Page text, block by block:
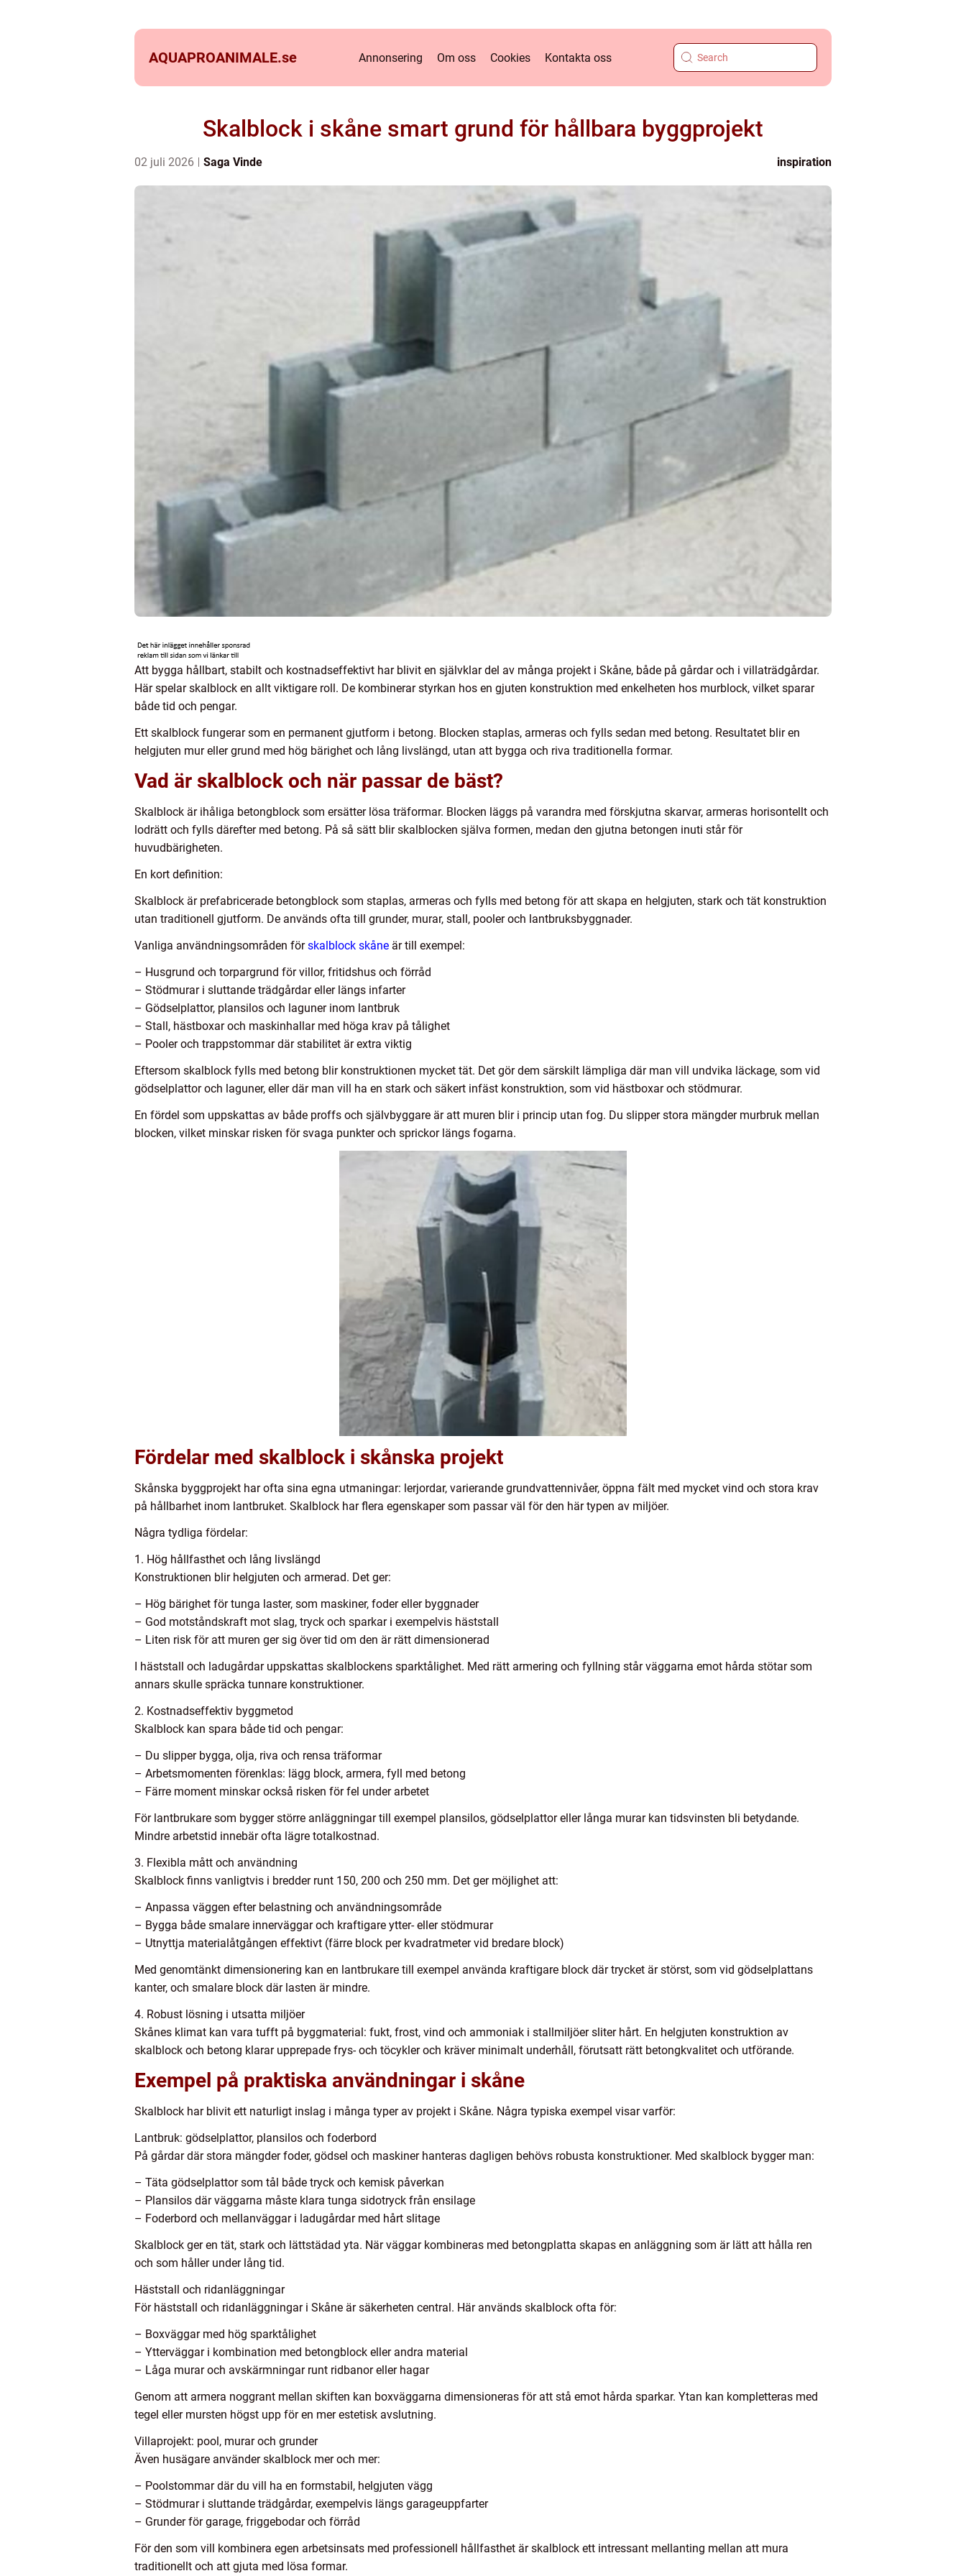
AQUAPROANIMALE.se Annonsering Om oss Cookies Kontakta oss
Skalblock i skåne smart grund för hållbara byggprojekt
02 juli 2026 Saga Vinde inspiration
Att bygga hållbart, stabilt och kostnadseffektivt har blivit en självklar del av många projekt i Skåne, både på gårdar och i villaträdgårdar.
Här spelar skalblock en allt viktigare roll. De kombinerar styrkan hos en gjuten konstruktion med enkelheten hos murblock, vilket sparar
både tid och pengar.
Ett skalblock fungerar som en permanent gjutform i betong. Blocken staplas, armeras och fylls sedan med betong. Resultatet blir en
helgjuten mur eller grund med hög bärighet och lång livslängd, utan att bygga och riva traditionella formar.
Vad är skalblock och när passar de bäst?
Skalblock är ihåliga betongblock som ersätter lösa träformar. Blocken läggs på varandra med förskjutna skarvar, armeras horisontellt och
lodrätt och fylls därefter med betong. På så sätt blir skalblocken själva formen, medan den gjutna betongen inuti står för
huvudbärigheten.
En kort definition:
Skalblock är prefabricerade betongblock som staplas, armeras och fylls med betong för att skapa en helgjuten, stark och tät konstruktion
utan traditionell gjutform. De används ofta till grunder, murar, stall, pooler och lantbruksbyggnader.
Vanliga användningsområden förskalblock skåne är till exempel:
– Husgrund och torpargrund för villor, fritidshus och förråd
– Stödmurar i sluttande trädgårdar eller längs infarter
– Gödselplattor, plansilos och laguner inom lantbruk
– Stall, hästboxar och maskinhallar med höga krav på tålighet
– Pooler och trappstommar där stabilitet är extra viktig
Eftersom skalblock fylls med betong blir konstruktionen mycket tät. Det gör dem särskilt lämpliga där man vill undvika läckage, som vid
gödselplattor och laguner, eller där man vill ha en stark och säkert infäst konstruktion, som vid hästboxar och stödmurar.
En fördel som uppskattas av både proffs och självbyggare är att muren blir i princip utan fog. Du slipper stora mängder murbruk mellan
blocken, vilket minskar risken för svaga punkter och sprickor längs fogarna.
Fördelar med skalblock i skånska projekt
Skånska byggprojekt har ofta sina egna utmaningar: lerjordar, varierande grundvattennivåer, öppna fält med mycket vind och stora krav
på hållbarhet inom lantbruket. Skalblock har flera egenskaper som passar väl för den här typen av miljöer.
Några tydliga fördelar:
1. Hög hållfasthet och lång livslängd
Konstruktionen blir helgjuten och armerad. Det ger:
– Hög bärighet för tunga laster, som maskiner, foder eller byggnader
– God motståndskraft mot slag, tryck och sparkar i exempelvis häststall
– Liten risk för att muren ger sig över tid om den är rätt dimensionerad
I häststall och ladugårdar uppskattas skalblockens sparktålighet. Med rätt armering och fyllning står väggarna emot hårda stötar som
annars skulle spräcka tunnare konstruktioner.
2. Kostnadseffektiv byggmetod
Skalblock kan spara både tid och pengar:
– Du slipper bygga, olja, riva och rensa träformar
– Arbetsmomenten förenklas: lägg block, armera, fyll med betong
– Färre moment minskar också risken för fel under arbetet
För lantbrukare som bygger större anläggningar till exempel plansilos, gödselplattor eller långa murar kan tidsvinsten bli betydande.
Mindre arbetstid innebär ofta lägre totalkostnad.
3. Flexibla mått och användning
Skalblock finns vanligtvis i bredder runt 150, 200 och 250 mm. Det ger möjlighet att:
– Anpassa väggen efter belastning och användningsområde
– Bygga både smalare innerväggar och kraftigare ytter- eller stödmurar
– Utnyttja materialåtgången effektivt (färre block per kvadratmeter vid bredare block)
Med genomtänkt dimensionering kan en lantbrukare till exempel använda kraftigare block där trycket är störst, som vid gödselplattans
kanter, och smalare block där lasten är mindre.
4. Robust lösning i utsatta miljöer
Skånes klimat kan vara tufft på byggmaterial: fukt, frost, vind och ammoniak i stallmiljöer sliter hårt. En helgjuten konstruktion av
skalblock och betong klarar upprepade frys- och töcykler och kräver minimalt underhåll, förutsatt rätt betongkvalitet och utförande.
Exempel på praktiska användningar i skåne
Skalblock har blivit ett naturligt inslag i många typer av projekt i Skåne. Några typiska exempel visar varför:
Lantbruk: gödselplattor, plansilos och foderbord
På gårdar där stora mängder foder, gödsel och maskiner hanteras dagligen behövs robusta konstruktioner. Med skalblock bygger man:
– Täta gödselplattor som tål både tryck och kemisk påverkan
– Plansilos där väggarna måste klara tunga sidotryck från ensilage
– Foderbord och mellanväggar i ladugårdar med hårt slitage
Skalblock ger en tät, stark och lättstädad yta. När väggar kombineras med betongplatta skapas en anläggning som är lätt att hålla ren
och som håller under lång tid.
Häststall och ridanläggningar
För häststall och ridanläggningar i Skåne är säkerheten central. Här används skalblock ofta för:
– Boxväggar med hög sparktålighet
– Ytterväggar i kombination med betongblock eller andra material
– Låga murar och avskärmningar runt ridbanor eller hagar
Genom att armera noggrant mellan skiften kan boxväggarna dimensioneras för att stå emot hårda sparkar. Ytan kan kompletteras med
tegel eller mursten högst upp för en mer estetisk avslutning.
Villaprojekt: pool, murar och grunder
Även husägare använder skalblock mer och mer:
– Poolstommar där du vill ha en formstabil, helgjuten vägg
– Stödmurar i sluttande trädgårdar, exempelvis längs garageuppfarter
– Grunder för garage, friggebodar och förråd
För den som vill kombinera egen arbetsinsats med professionell hållfasthet är skalblock ett intressant mellanting mellan att mura
traditionellt och att gjuta med lösa formar.